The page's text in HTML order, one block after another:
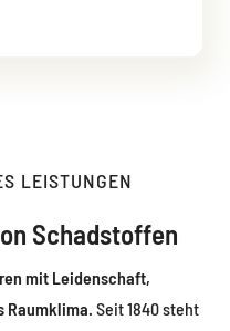
LEISTUNGEN
Schadstoffen
mit Leidenschaft,
Seit 1840 steht